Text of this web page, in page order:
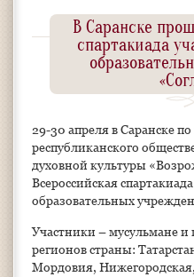
В Саранске
спартакиада
29-30 апреля в Саранске
республиканского
духовной культуры
Всероссийская
образовательных
Участники – мусульмане и
регионов страны:
Мордовия,